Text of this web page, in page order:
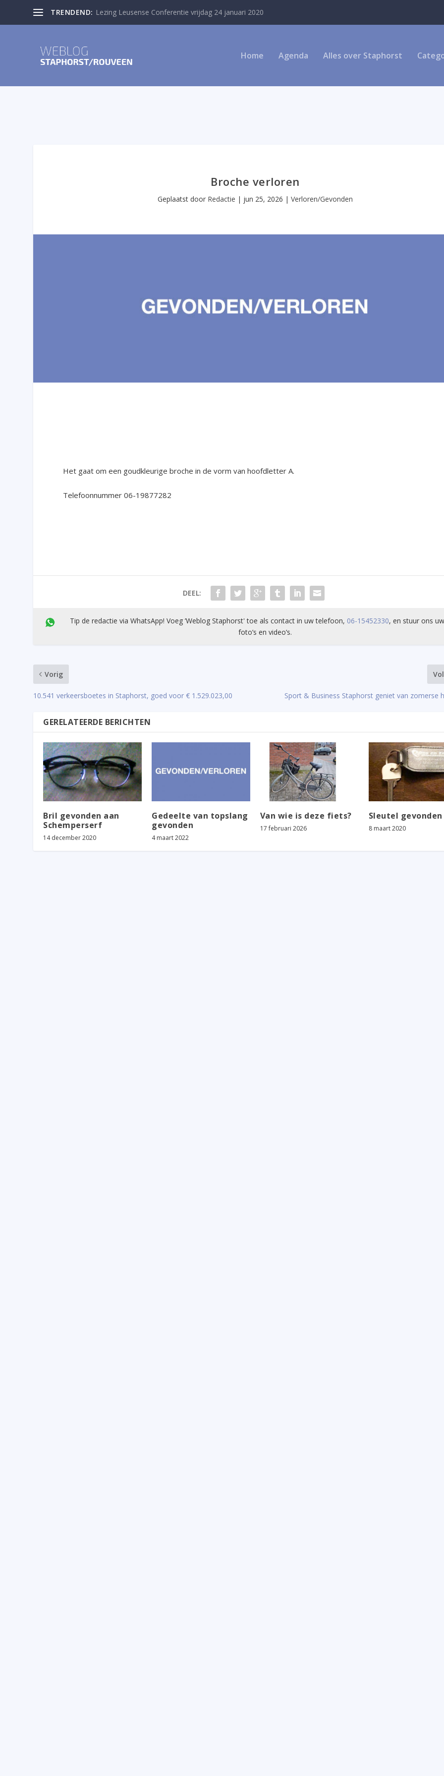
TRENDEND: Lezing Leusense Conferentie vrijdag 24 januari 2020
Home Agenda Alles over Staphorst
Broche verloren
Geplaatst door Redactie | jun 25, 2026 | Verloren/Gevonden
Het gaat om een goudkleurige broche in de vorm van hoofdletter A.
Telefoonnummer 06-19877282
DEEL:
Tip de redactie via WhatsApp! Voeg ’Weblog Staphorst' toe als contact in uw telefoon, 06-15452330, en stuur ons
foto’s en video’s.
Vorig
10.541 verkeersboetes in Staphorst, goed voor € 1.529.023,00 Sport & Business Staphorst geniet van zomerse
GERELATEERDE BERICHTEN
Bril gevonden aan
Schemperserf
14 december 2020
Gedeelte van topslang
gevonden
4 maart 2022
Van wie is deze fiets?
17 februari 2026
Sleutel gevonden
8 maart 2020